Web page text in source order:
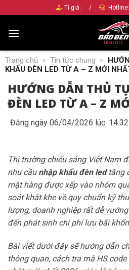
nội
Tỉ giá: / Hotline:
Trang chủ » Tin tức chung »
KHẨU ĐÈN LED TỪ A – Z MỚI
HƯỚNG DẪN THỦ
ĐÈN LED TỪ A – Z
Đăng ngày 06/04/2026 lúc: 14:32
Thị trường chiếu sáng Việt Nam
nhu cầu nhập khẩu đèn ledtăng
mặt hàng được xếp vào nhóm
soát khắt khe về quy chuẩn kỹ
lượng, doanh nghiệp rất dễ
đến phát sinh chi phí lưu bãi
Bài viết dưới đây sẽ hướng dẫn
thông quan, cách tra mã HS